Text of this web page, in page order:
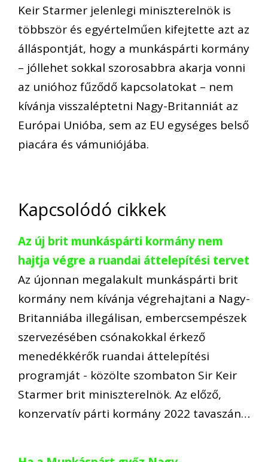
Keir Starmer jelenlegi miniszterelnök is
többször és egyértelműen kifejtette azt az
álláspontját, hogy a munkáspárti kormány
– jóllehet sokkal szorosabbra akarja vonni
az unióhoz fűződő kapcsolatokat – nem
kívánja visszaléptetni Nagy-Britanniát az
Európai Unióba, sem az EU egységes belső
piacára és vámuniójába.
Kapcsolódó cikkek
Az új brit munkáspárti kormány nem
hajtja végre a ruandai áttelepítési tervet
Az újonnan megalakult munkáspárti brit
kormány nem kívánja végrehajtani a Nagy-
Britanniába illegálisan, embercsempészek
szervezésében csónakokkal érkező
menedékkérők ruandai áttelepítési
programját - közölte szombaton Sir Keir
Starmer brit miniszterelnök. Az előző,
konzervatív párti kormány 2022 tavaszán…